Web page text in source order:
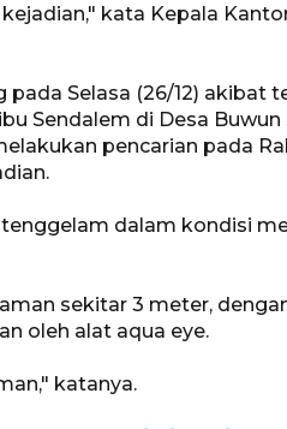
kata Kepala
Selasa (26/12) akibat
Sendalem di Desa Buwun
pencarian pada
dalam kondisi
sekitar 3 meter,
oleh alat aqua eye.
katanya.